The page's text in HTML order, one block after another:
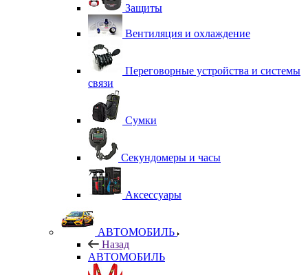
Защиты
Вентиляция и охлаждение
Переговорные устройства и системы
связи
Сумки
Секундомеры и часы
Аксессуары
АВТОМОБИЛЬ
Назад
АВТОМОБИЛЬ